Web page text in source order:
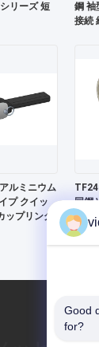
リーズ 短
鋼 袖
接続
ルミニウム
プ クイッ
プリング
同鋼
し型
Good
for?